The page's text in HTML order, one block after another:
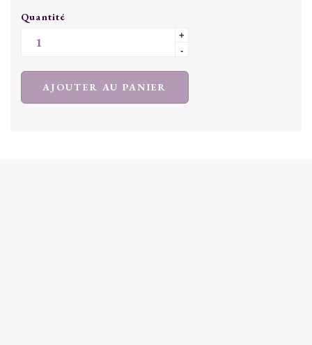
Quantité
Quantité
+
-
AJOUTER AU PANIER